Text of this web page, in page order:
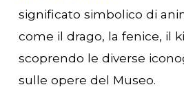
significato simbolico di
come il drago, la fenice, il
scoprendo le diverse
sulle opere del Museo.